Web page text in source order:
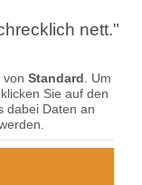
nett."
von Standard . Um
Sie auf den
dabei Daten an